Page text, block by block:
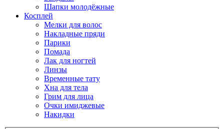
Шапки молодёжные
Косплей
Мелки для волос
Накладные пряди
Парики
Помада
Лак для ногтей
Линзы
Временные тату
Хна для тела
Грим для лица
Очки имиджевые
Накидки